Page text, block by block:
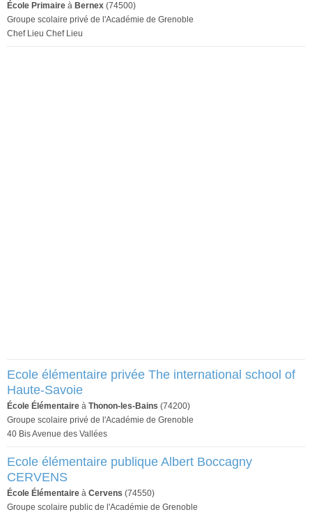
École Primaire à Bernex (74500)
Groupe scolaire privé de l'Académie de Grenoble
Chef Lieu Chef Lieu
Ecole élémentaire privée The international school of
Haute-Savoie
École Élémentaire à Thonon-les-Bains (74200)
Groupe scolaire privé de l'Académie de Grenoble
40 Bis Avenue des Vallées
Ecole élémentaire publique Albert Boccagny
CERVENS
École Élémentaire à Cervens (74550)
Groupe scolaire public de l'Académie de Grenoble